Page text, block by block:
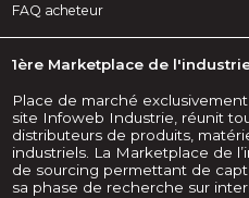
FAQ acheteur
1ère Marketplace de
Place de marché
site Infoweb Industrie, réunit
distributeurs de produits,
industriels. La Marketplace de
de sourcing permettant de
sa phase de recherche sur